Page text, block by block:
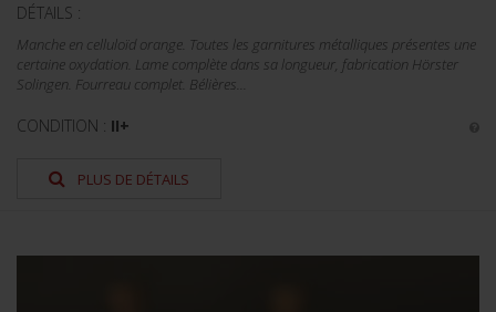
DÉTAILS :
Manche en celluloïd orange. Toutes les garnitures métalliques présentes une
certaine oxydation. Lame complète dans sa longueur, fabrication Hörster
Solingen. Fourreau complet. Bélières...
CONDITION : II+
PLUS DE DÉTAILS